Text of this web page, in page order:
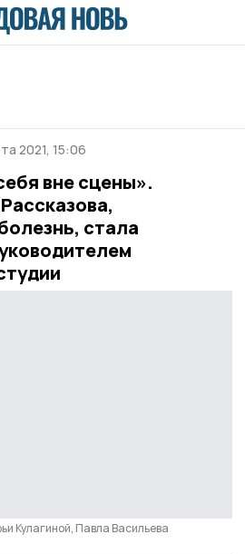
2021, 15:06
вне сцены».
стала
Кулагиной, Павла Васильева